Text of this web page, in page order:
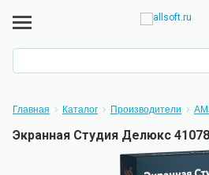
Главная Каталог Производители
Экранная Студия Делюкс